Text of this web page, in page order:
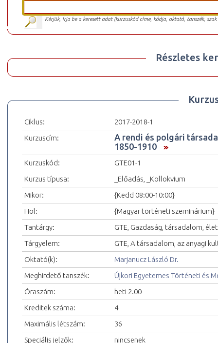
Kérjük, írja be a keresett adat (kurzuskód címe, kódja, oktató, tanszék,
Részletes
Ciklus:
2017-2018-1
Kurzuscím:
A rendi és polgári
1850-1910
Kurzuskód:
GTE01-1
Kurzus típusa:
_Előadás, _Kollokvium
Mikor:
{Kedd 08:00-10:00}
Hol:
{Magyar történeti szeminárium}
Tantárgy:
GTE, Gazdaság, társadalom,
Tárgyelem:
GTE, A társadalom, az anyagi
Oktató(k):
Marjanucz László Dr.
Meghirdető tanszék:
Újkori Egyetemes Történeti és
Óraszám:
heti 2.00
Kreditek száma:
4
Maximális létszám:
36
Speciális jelzők:
nincsenek